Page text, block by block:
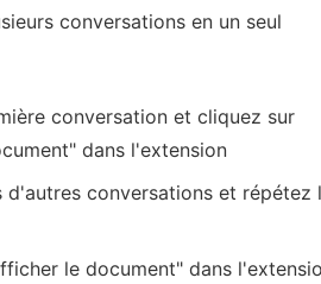
conversations en un seul
conversation et cliquez sur
dans l'extension
d'autres conversations et répétez
le document" dans